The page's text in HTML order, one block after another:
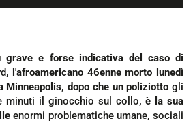
grave e forse indicativa del caso di
, l'afroamericano 46enne morto lunedì
Minneapolis, dopo che un poliziotto gli
minuti il ginocchio sul collo, è la sua
enormi problematiche umane, sociali